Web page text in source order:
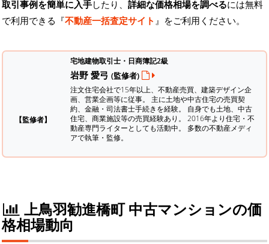
取引事例を簡単に入手したり、 詳細な価格相場を調べるには無料
で利用できる『不動産一括査定サイト 』をご利用ください。
【監修者】
宅地建物取引士・日商簿記2級
岩野 愛弓 (監修者)
注文住宅会社で15年以上、不動産売買、建築デザイン企
画、営業企画等に従事。 主に土地や中古住宅の売買契
約、金融・司法書士手続きを経験。 自身でも土地、中古
住宅、商業施設等の売買経験あり。 2016年より住宅・不
動産専門ライターとしても活動中。 多数の不動産メディ
アで執筆・監修。
上鳥羽勧進橋町 中古マンションの価
格相場動向